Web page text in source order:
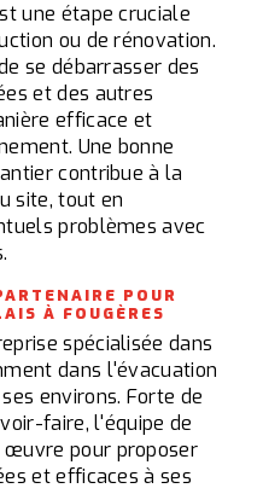
une étape cruciale
ou de rénovation.
se débarrasser des
et des autres
efficace et
Une bonne
contribue à la
site, tout en
problèmes avec
POUR
À FOUGÈRES
spécialisée dans
dans l'évacuation
environs. Forte de
faire, l'équipe de
œuvre pour proposer
et efficaces à ses